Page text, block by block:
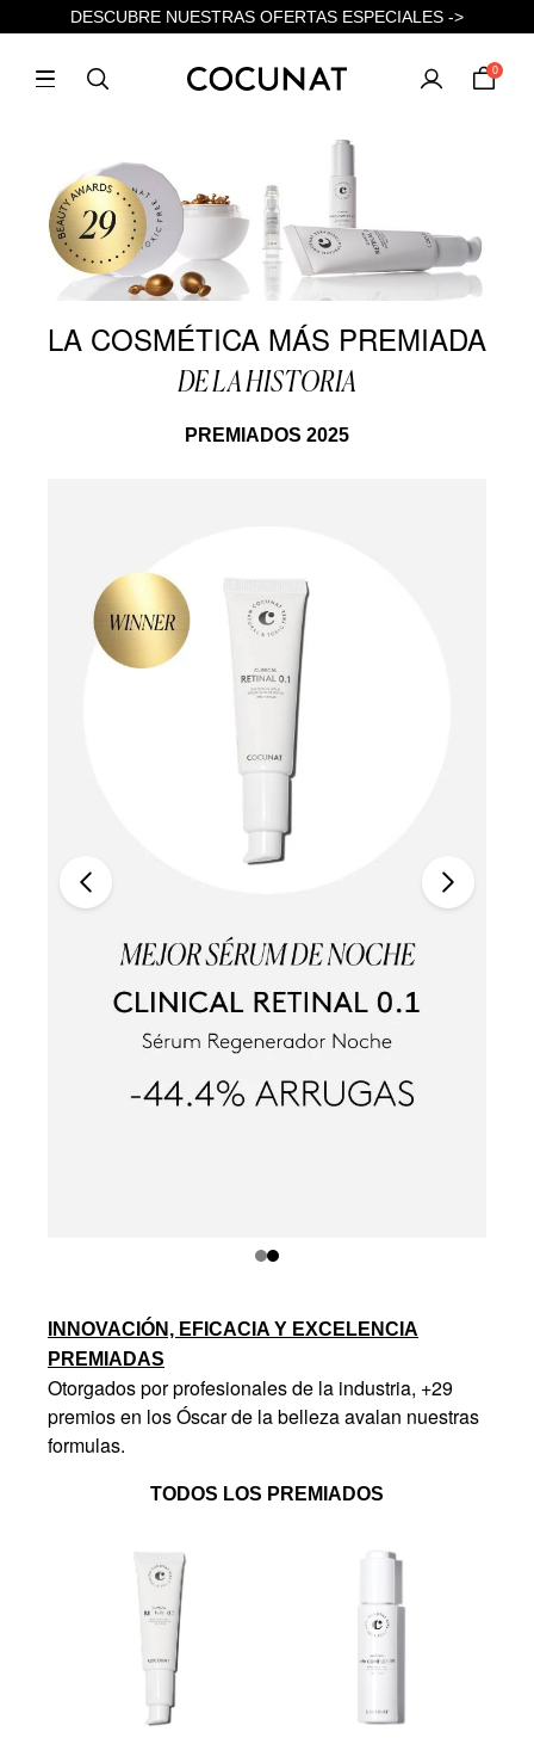
DESCUBRE NUESTRAS OFERTAS ESPECIALES ->
0
LA COSMÉTICA MÁS PREMIADA
DE LA HISTORIA
PREMIADOS 2025
INNOVACIÓN, EFICACIA Y EXCELENCIA
PREMIADAS
Otorgados por profesionales de la industria, +29
premios en los Óscar de la belleza avalan nuestras
formulas.
TODOS LOS PREMIADOS